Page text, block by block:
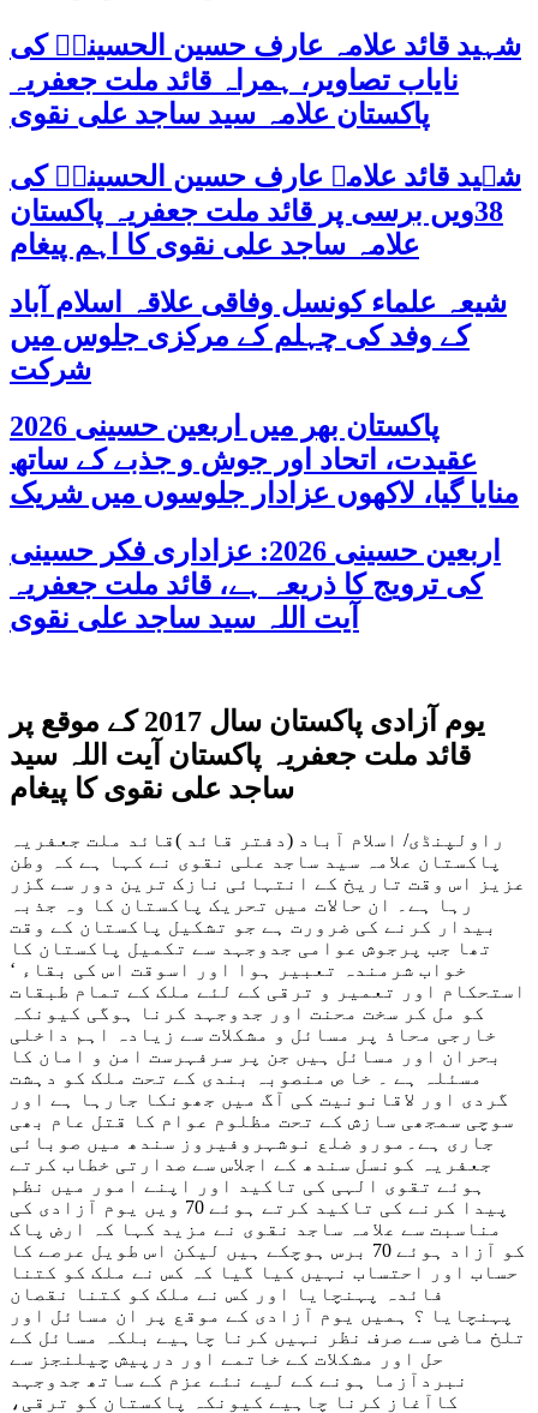
شہید قائد علامہ عارف حسین الحسینیؒ کی
نایاب تصاویر، ہمراہ قائد ملت جعفریہ
پاکستان علامہ سید ساجد علی نقوی
شہید قائد علامہ عارف حسین الحسینیؒ کی
38ویں برسی پر قائد ملت جعفریہ پاکستان
علامہ ساجد علی نقوی کا اہم پیغام
شیعہ علماء کونسل وفاقی علاقہ اسلام آباد
کے وفد کی چہلم کے مرکزی جلوس میں
شرکت
پاکستان بھر میں اربعین حسینی 2026
عقیدت، اتحاد اور جوش و جذبے کے ساتھ
منایا گیا، لاکھوں عزادار جلوسوں میں شریک
اربعین حسینی 2026: عزاداری فکر حسینی
کی ترویج کا ذریعہ ہے، قائد ملت جعفریہ
آیت اللہ سید ساجد علی نقوی
یوم آزادی پاکستان سال 2017 کے موقع پر
قائد ملت جعفریہ پاکستان آیت اللہ سید
ساجد علی نقوی کا پیغام
راولپنڈی/ اسلام آباد (دفتر قائد )قائد ملت جعفریہ
پاکستان علامہ سید ساجد علی نقوی نے کہا ہے کہ وطن
عزیز اس وقت تاریخ کے انتہائی نازک ترین دور سے گزر
رہا ہے۔ ان حالات میں تحریک پاکستان کا وہ جذبہ
بیدار کرنے کی ضرورت ہے جو تشکیل پاکستان کے وقت
تھا جب پرجوش عوامی جدوجہد سے تکمیل پاکستان کا
خواب شرمندہ تعبیر ہوا اور اسوقت اس کی بقاء ‘
استحکام اور تعمیر و ترقی کے لئے ملک کے تمام طبقات
کو مل کر سخت محنت اور جدوجہد کرنا ہوگی کیونکہ
خارجی محاذ پر مسائل و مشکلات سے زیادہ اہم داخلی
بحران اور مسائل ہیں جن پر سرفہرست امن و امان کا
مسئلہ ہے ۔ خا ص منصوبہ بندی کے تحت ملک کو دہشت
گردی اور لاقانونیت کی آگ میں جھونکا جارہا ہے اور
سوچی سمجھی سازش کے تحت مظلوم عوام کا قتل عام بھی
جاری ہے۔مورو ضلع نوشہروفیروز سندھ میں صوبائی
جعفریہ کونسل سندھ کے اجلاس سے صدارتی خطاب کرتے
ہوئے تقوی الہی کی تاکید اور اپنے امور میں نظم
پیدا کرنے کی تاکید کرتے ہوئے 70 ویں یوم آزادی کی
مناسبت سے علامہ ساجد نقوی نے مزید کہا کہ ارض پاک
کو آزاد ہوئے 70 برس ہوچکے ہیں لیکن اس طویل عرصے کا
حساب اور احتساب نہیں کیا گیا کہ کس نے ملک کو کتنا
فائدہ پہنچایا اور کس نے ملک کو کتنا نقصان
پہنچایا ؟ ہمیں یوم آزادی کے موقع پر ان مسائل اور
تلخ ماضی سے صرف نظر نہیں کرنا چاہیے بلکہ مسائل کے
حل اور مشکلات کے خاتمے اور درپیش چیلنجز سے
نبردآزما ہونے کے لیے نئے عزم کے ساتھ جدوجہد
کاآغاز کرنا چاہیے کیونکہ پاکستان کو ترقی،